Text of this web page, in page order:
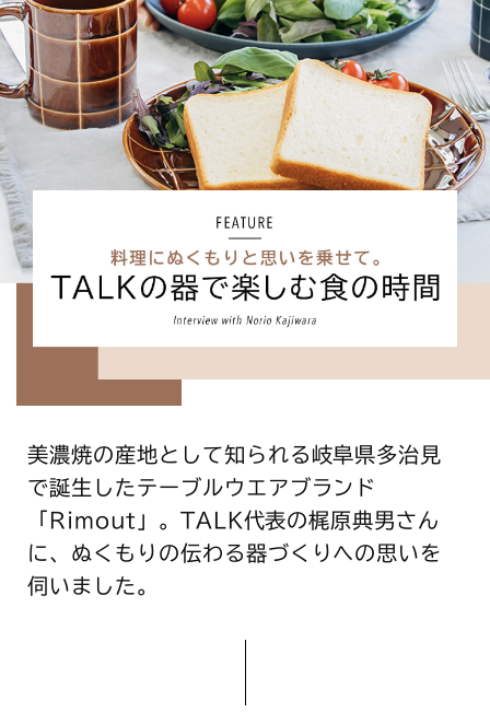
美濃焼の産地として知られる岐阜県多治見
で誕生したテーブルウエアブランド
「Rimout」。TALK代表の梶原典男さん
に、ぬくもりの伝わる器づくりへの思いを
伺いました。